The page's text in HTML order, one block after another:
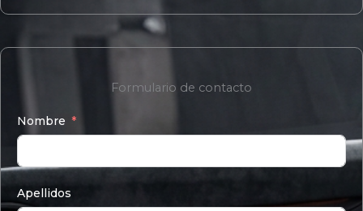
Formulario de contacto
Nombre
Apellidos